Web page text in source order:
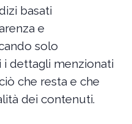
basati
e
solo
dettagli menzionati
che resta e che
dei contenuti.